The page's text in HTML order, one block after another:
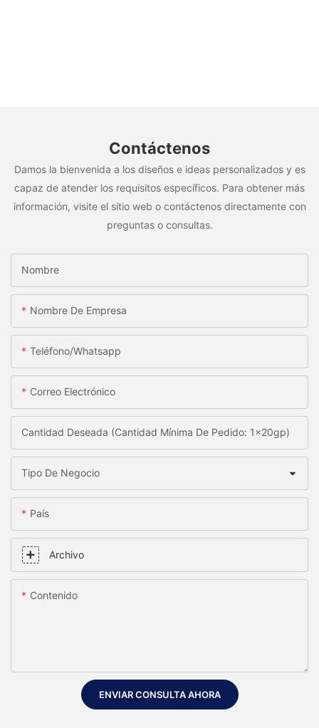
Contáctenos
Damos la bienvenida a los diseños e ideas personalizados y es
capaz de atender los requisitos específicos. Para obtener más
información, visite el sitio web o contáctenos directamente con
preguntas o consultas.
Nombre
Nombre De Empresa
Teléfono/whatsapp
Correo Electrónico
Cantidad Deseada (Cantidad Mínima De Pedido: 1x20gp)
Tipo De Negocio
País
Archivo
Contenido
ENVIAR CONSULTA AHORA